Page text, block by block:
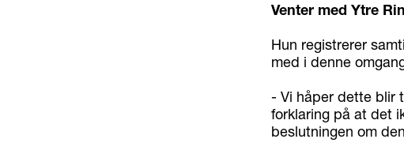
Venter med Ytre
Hun registrerer
med i denne
- Vi håper dette blir
forklaring på at det
beslutningen om